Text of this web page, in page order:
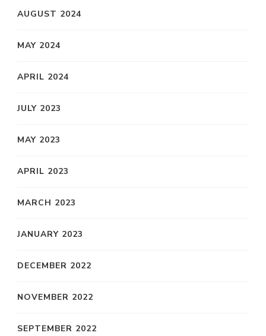
AUGUST 2024
MAY 2024
APRIL 2024
JULY 2023
MAY 2023
APRIL 2023
MARCH 2023
JANUARY 2023
DECEMBER 2022
NOVEMBER 2022
SEPTEMBER 2022